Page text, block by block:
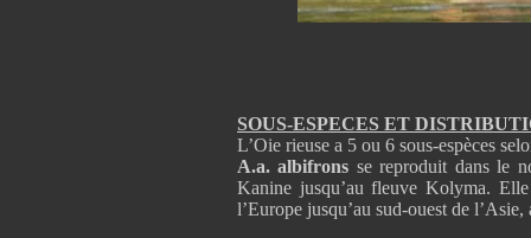
SOUS-ESPECES ET
L’Oie rieuse a 5 ou 6 sous-espèces
A.a. albifrons se reproduit dans le
Kanine jusqu’au fleuve Kolyma.
l’Europe jusqu’au sud-ouest de